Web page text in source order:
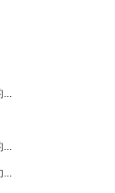
...
...
...